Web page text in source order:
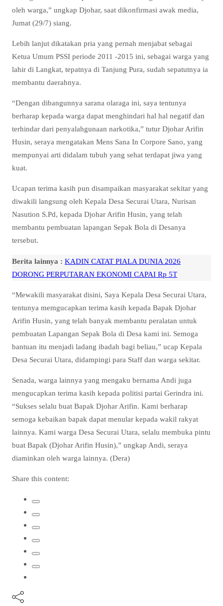
oleh warga,” ungkap Djohar, saat dikonfirmasi awak media,
Jumat (29/7) siang.
Lebih lanjut dikatakan pria yang pernah menjabat sebagai
Ketua Umum PSSI periode 2011 -2015 ini, sebagai warga yang
lahir di Langkat, tepatnya di Tanjung Pura, sudah sepatutnya ia
membantu daerahnya.
“Dengan dibangunnya sarana olaraga ini, saya tentunya
berharap kepada warga dapat menghindari hal hal negatif dan
terhindar dari penyalahgunaan narkotika,” tutur Djohar Arifin
Husin, seraya mengatakan Mens Sana In Corpore Sano, yang
mempunyai arti didalam tubuh yang sehat terdapat jiwa yang
kuat.
Ucapan terima kasih pun disampaikan masyarakat sekitar yang
diwakili langsung oleh Kepala Desa Securai Utara, Nurisan
Nasution S.Pd, kepada Djohar Arifin Husin, yang telah
membantu pembuatan lapangan Sepak Bola di Desanya
tersebut.
Berita lainnya : KADIN CATAT PIALA DUNIA 2026
DORONG PERPUTARAN EKONOMI CAPAI Rp 5T
“Mewakili masyarakat disini, Saya Kepala Desa Securai Utara,
tentunya memgucapkan terima kasih kepada Bapak Djohar
Arifin Husin, yang telah banyak membantu peralatan untuk
pembuatan Lapangan Sepak Bola di Desa kami ini. Semoga
bantuan itu menjadi ladang ibadah bagi beliau,” ucap Kepala
Desa Securai Utara, didampingi para Staff dan warga sekitar.
Senada, warga lainnya yang mengaku bernama Andi juga
mengucapkan terima kasih kepada politisi partai Gerindra ini.
“Sukses selalu buat Bapak Djohar Arifin. Kami berharap
semoga kebaikan bapak dapat menular kepada wakil rakyat
lainnya. Kami warga Desa Securai Utara, selalu membuka pintu
buat Bapak (Djohar Arifin Husin),” ungkap Andi, seraya
diaminkan oleh warga lainnya. (Dera)
Share this content: